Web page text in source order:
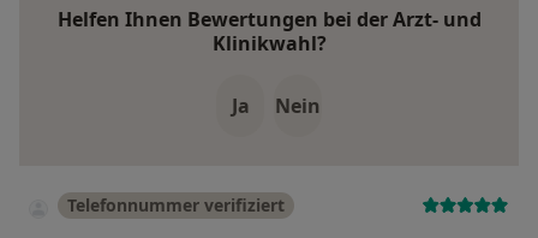
Helfen Ihnen Bewertungen bei der Arzt- und
Klinikwahl?
Ja Nein
Telefonnummer verifiziert